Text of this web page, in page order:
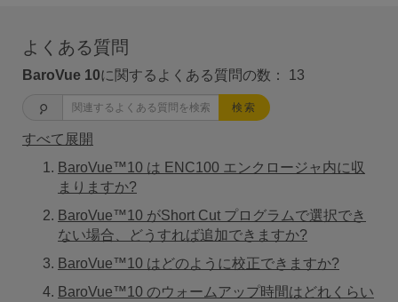
よくある質問
BaroVue 10に関するよくある質問の数： 13
検索
すべて展開
BaroVue™10 は ENC100 エンクロージャ内に収
まりますか?
BaroVue™10 がShort Cut プログラムで選択でき
ない場合、どうすれば追加できますか?
BaroVue™10 はどのように校正できますか?
BaroVue™10 のウォームアップ時間はどれくらい